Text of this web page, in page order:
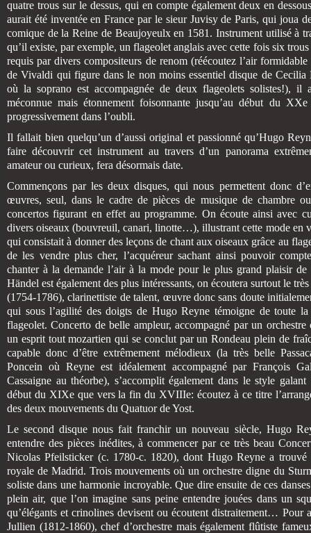
quatre trous sur le dessus, qui en compte également deux en
aurait été inventée en France par le sieur Juvisy de Paris, qui joua
comique de la Reine de Beaujoyeulx en 1581. Instrument utilisé à
qu’il existe, par exemple, un flageolet anglais avec cette fois six
requis par divers compositeurs de renom (réécoutez l’air
de Vivaldi qui figure dans le non moins essentiel disque de
où la soprano est accompagnée de deux flageolets solistes!), il
méconnue mais étonnement foisonnante jusqu’au début du
progressivement dans l’oubli.
Il fallait bien quelqu’un d’aussi original et passionné qu’Hugo
faire découvrir cet instrument au travers d’un panorama
amateur ou curieux, fera désormais date.
Commençons par les deux disques, qui nous permettent donc
œuvres, seul, dans le cadre de pièces de musique de chambre
concertos figurant en effet au programme. On écoute ainsi avec
divers oiseaux (bouvreuil, canari, linotte…), illustrant cette mode en
qui consistait à donner des leçons de chant aux oiseaux grâce au
de les vendre plus cher, l’acquéreur sachant ainsi pouvoir
chanter à la demande l’air à la mode pour le plus grand plaisir
Händel est également des plus intéressants, on écoutera surtout le
(1754-1786), clarinettiste de talent, œuvre donc sans doute
qui sous l’agilité des doigts de Hugo Reyne témoigne de toute
flageolet. Concerto de belle ampleur, accompagné par un
un esprit tout mozartien qui se conclut par un Rondeau plein de
capable donc d’être extrêmement mélodieux (la très belle
Poncein où Reyne est idéalement accompagné par François
Cassaigne au théorbe), s’accomplit également dans le style
début du XIXe que vers la fin du XVIIIe: écoutez à ce titre
des deux mouvements du Quatuor de Yost.
Le second disque nous fait franchir un nouveau siècle, Hugo
entendre des pièces inédites, à commencer par ce très beau
Nicolas Pfeilsticker (c. 1780-c. 1820), dont Hugo Reyne a
royale de Madrid. Trois mouvements où un orchestre digne du
soliste dans une harmonie incroyable. Que dire ensuite de ces
plein air, que l’on imagine sans peine entendre jouées dans un
qu’élégants et crinolines devisent ou écoutent distraitement… Pour
Jullien (1812-1860), chef d’orchestre mais également flûtiste